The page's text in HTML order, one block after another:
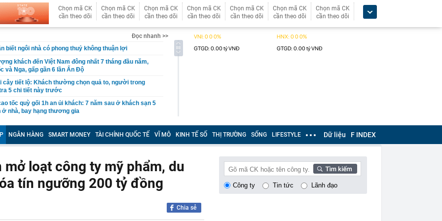
Chọn mã CK
cần theo dõi
Chọn mã CK
cần theo dõi
Chọn mã CK
cần theo dõi
Chọn mã CK
cần theo dõi
Chọn mã CK
cần theo dõi
Chọn mã CK
cần theo dõi
Chọn mã CK
cần theo dõi
Đọc nhanh >>
biết ngôi nhà có phong thuỷ không thuận lợi
khách đến Việt Nam đông nhất 7 tháng đầu năm,
và Nga, gấp gần 6 lần Ấn Độ
cây tiết lộ: Khách thường chọn quả to, người trong
5 chi tiết này trước
tốc quỳ gối 1h an ủi khách: 7 năm sau ở khách sạn 5
ở nhà, bay hạng thương gia
xương trẻ khỏe như phụ nữ 30, bác sĩ kinh ngạc khi
đựng tâm huyết của NSND Tự Long
dầu khí đem hơn 42.200 tỷ đồng gửi ngân hàng
những người không rút điện ấm siêu tốc trước khi ngủ
tích tụ độc nhiều bậc nhất
NGÂN HÀNG SMART MONEY TÀI CHÍNH QUỐC TẾ VĨ MÔ KINH TẾ SỐ THỊ TRƯỜNG SỐNG LIFESTYLE Dữ liệu F INDEX
mở loạt công ty mỹ phẩm, du
tín ngưỡng 200 tỷ đồng
Chia sẻ
Công ty Tin tức Lãnh đạo